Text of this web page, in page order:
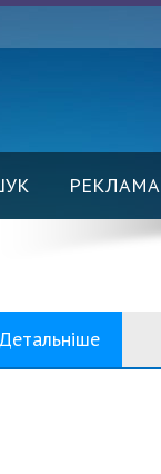
РЕКЛАМА
Детальніше